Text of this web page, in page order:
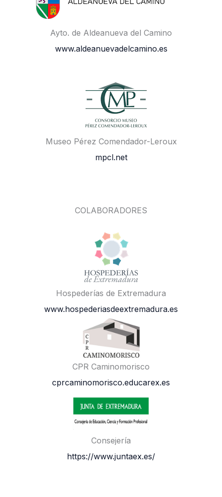
Ayto. de Aldeanueva del Camino
www.aldeanuevadelcamino.es
Museo Pérez Comendador-Leroux
mpcl.net
COLABORADORES
Hospederías de Extremadura
www.hospederiasdeextremadura.es
CPR Caminomorisco
cprcaminomorisco.educarex.es
Consejería
https://www.juntaex.es/